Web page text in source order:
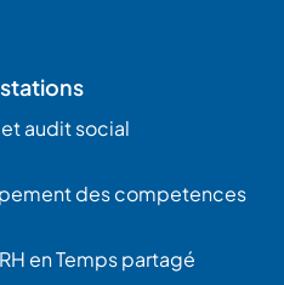
audit social
des competences
en Temps partagé